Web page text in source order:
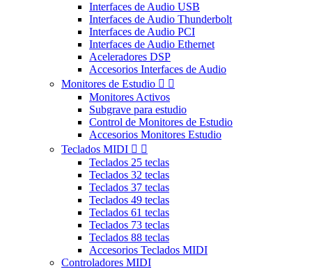
Interfaces de Audio USB
Interfaces de Audio Thunderbolt
Interfaces de Audio PCI
Interfaces de Audio Ethernet
Aceleradores DSP
Accesorios Interfaces de Audio
Monitores de Estudio  
Monitores Activos
Subgrave para estudio
Control de Monitores de Estudio
Accesorios Monitores Estudio
Teclados MIDI  
Teclados 25 teclas
Teclados 32 teclas
Teclados 37 teclas
Teclados 49 teclas
Teclados 61 teclas
Teclados 73 teclas
Teclados 88 teclas
Accesorios Teclados MIDI
Controladores MIDI